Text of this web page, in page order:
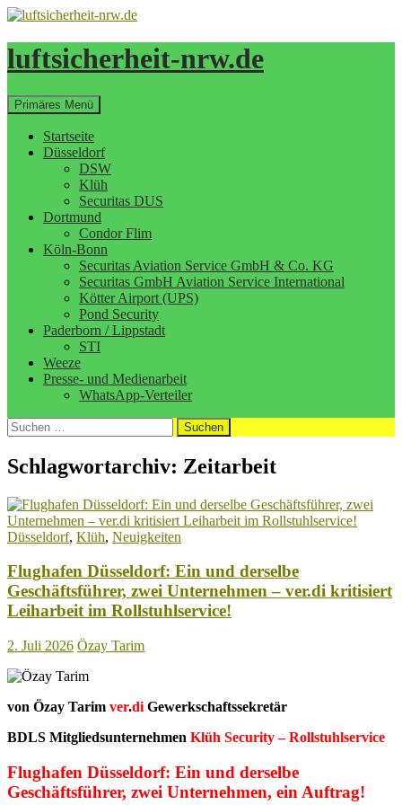
Zum
springen
luftsicherheit-nrw.de
Suchen
Primäres Menü
Startseite
Düsseldorf
DSW
Klüh
Securitas DUS
Dortmund
Condor Flim
Köln-Bonn
Securitas Aviation Service GmbH & Co. KG
Securitas GmbH Aviation Service International
Kötter Airport (UPS)
Pond Security
Paderborn / Lippstadt
STI
Weeze
Presse- und Medienarbeit
WhatsApp-Verteiler
Suchen
nach:
Schlagwortarchiv: Zeitarbeit
Düsseldorf, Klüh, Neuigkeiten
Flughafen Düsseldorf: Ein und derselbe
Geschäftsführer, zwei Unternehmen – ver.di kritisiert
Leiharbeit im Rollstuhlservice!
2. Juli 2026 Özay Tarim
von Özay Tarim ver.di Gewerkschaftssekretär
BDLS Mitgliedsunternehmen Klüh Security – Rollstuhlservice
Flughafen Düsseldorf: Ein und derselbe
Geschäftsführer, zwei Unternehmen, ein Auftrag!